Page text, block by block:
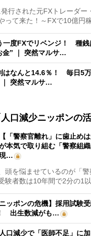
行された元FXトレーダー
って来た！～FXで10億円
一度FXでリベンジ！ 種
金” ｜ 突然マルサ…
はなんと14.6％！ 毎日5
｜ 突然マルサ…
口減少ニッポンの活
【「警察官離れ」に歯止め
本気で取り組む「警察組
…
頭を悩ませているのが「警
験者数は10年間で2分の1
ニッポンの危機】採用試験
出生数減がも…
口減少で「医師不足」に